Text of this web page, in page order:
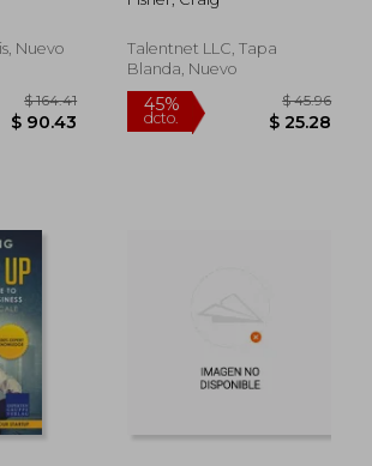
$ 131.87
40%
dcto.
Nuevo
the Age of
Inglés)
Talentnet LLC, Tapa
Blanda, Nuevo